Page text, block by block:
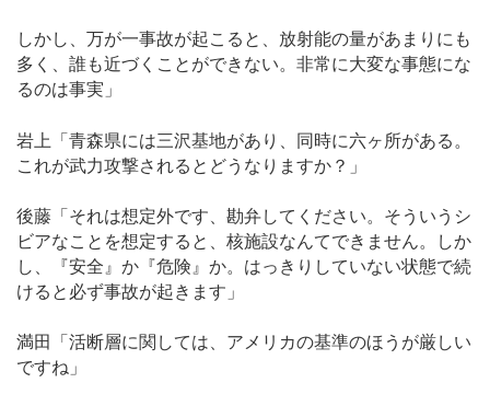
しかし、万が一事故が起こると、放射能の量があまりにも
多く、誰も近づくことができない。非常に大変な事態にな
るのは事実」
岩上「青森県には三沢基地があり、同時に六ヶ所がある。
これが武力攻撃されるとどうなりますか？」
後藤「それは想定外です、勘弁してください。そういうシ
ビアなことを想定すると、核施設なんてできません。しか
し、『安全』か『危険』か。はっきりしていない状態で続
けると必ず事故が起きます」
満田「活断層に関しては、アメリカの基準のほうが厳しい
ですね」